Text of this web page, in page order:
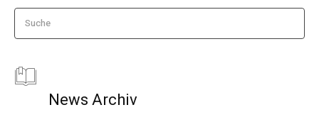
Suche
News Archiv